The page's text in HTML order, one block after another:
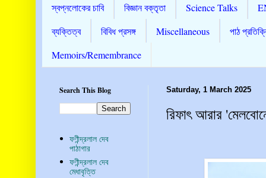
স্বপ্নলোকের চাবি
বিজ্ঞান বক্তৃতা Science Talks
ব্যক্তিত্ব
বিবিধ প্রসঙ্গ Miscellaneous
পাঠ
Memoirs/Remembrance
Saturday, 1 March 2025
রিফাৎ আরার
Search This Blog
ফণীন্দ্রলাল দেব
পাঠাগার
ফণীন্দ্রলাল দেব
মেধাবৃত্তি